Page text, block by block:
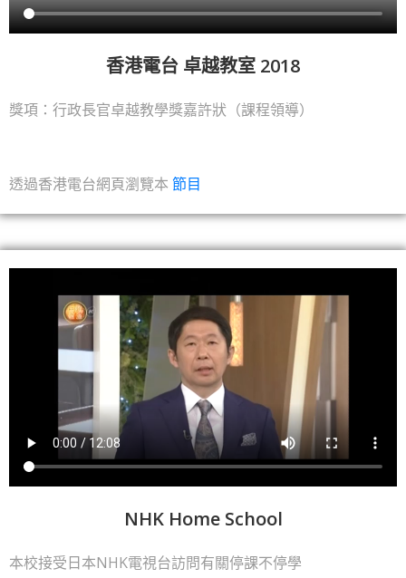
香港電台 卓越教室 2018
獎項：行政長官卓越教學獎嘉許狀（課程領導）
透過香港電台網頁瀏覽本 節目
NHK Home School
本校接受日本NHK電視台訪問有關停課不停學